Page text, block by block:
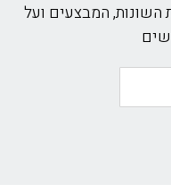
השונות, המבצעים ועל